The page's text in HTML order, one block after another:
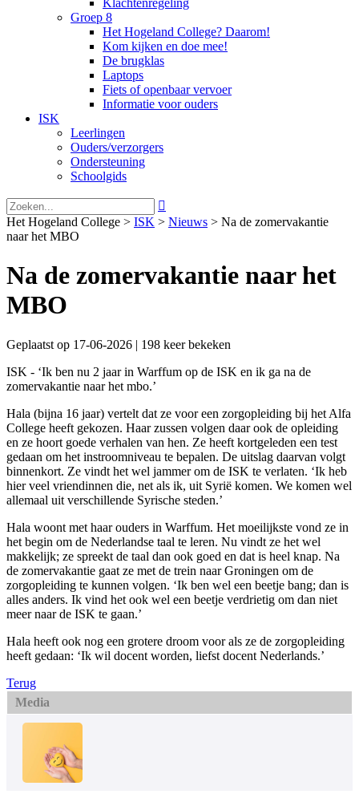
Klachtenregeling
Groep 8
Het Hogeland College? Daarom!
Kom kijken en doe mee!
De brugklas
Laptops
Fiets of openbaar vervoer
Informatie voor ouders
ISK
Leerlingen
Ouders/verzorgers
Ondersteuning
Schoolgids

Het Hogeland College > ISK > Nieuws > Na de zomervakantie
naar het MBO
Na de zomervakantie naar het
MBO
Geplaatst op 17-06-2026 | 198 keer bekeken
ISK - ‘Ik ben nu 2 jaar in Warffum op de ISK en ik ga na de
zomervakantie naar het mbo.’
Hala (bijna 16 jaar) vertelt dat ze voor een zorgopleiding bij het Alfa
College heeft gekozen. Haar zussen volgen daar ook de opleiding
en ze hoort goede verhalen van hen. Ze heeft kortgeleden een test
gedaan om het instroomniveau te bepalen. De uitslag daarvan volgt
binnenkort. Ze vindt het wel jammer om de ISK te verlaten. ‘Ik heb
hier veel vriendinnen die, net als ik, uit Syrië komen. We komen wel
allemaal uit verschillende Syrische steden.’
Hala woont met haar ouders in Warffum. Het moeilijkste vond ze in
het begin om de Nederlandse taal te leren. Nu vindt ze het wel
makkelijk; ze spreekt de taal dan ook goed en dat is heel knap. Na
de zomervakantie gaat ze met de trein naar Groningen om de
zorgopleiding te kunnen volgen. ‘Ik ben wel een beetje bang; dan is
alles anders. Ik vind het ook wel een beetje verdrietig om dan niet
meer naar de ISK te gaan.’
Hala heeft ook nog een grotere droom voor als ze de zorgopleiding
heeft gedaan: ‘Ik wil docent worden, liefst docent Nederlands.’
Terug
Media